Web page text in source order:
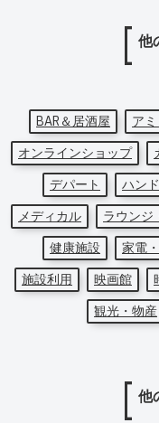
他
BAR＆居酒屋 ア
オンラインショップ
デパート
ハン
メディカル
ラウンジ
健康施設
家電
施設利用
映画館
観光・物産
他